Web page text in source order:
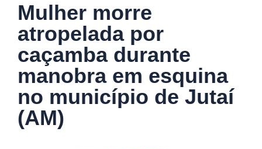
Mulher morre
atropelada por
caçamba durante
manobra em esquina
no município de Jutaí
(AM)